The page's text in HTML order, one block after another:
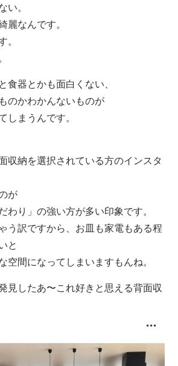
い。
麗なんです。
。
食器とかも面白くない、
のかわかんないものが
しまうんです。
収納を選択されている方のインスタ
が
わり」の強い方が多い印象です。
う訳ですから、お皿も家電もある程
と
空間になってしまいますもんね。
見したあ〜これ好きと思える背面収